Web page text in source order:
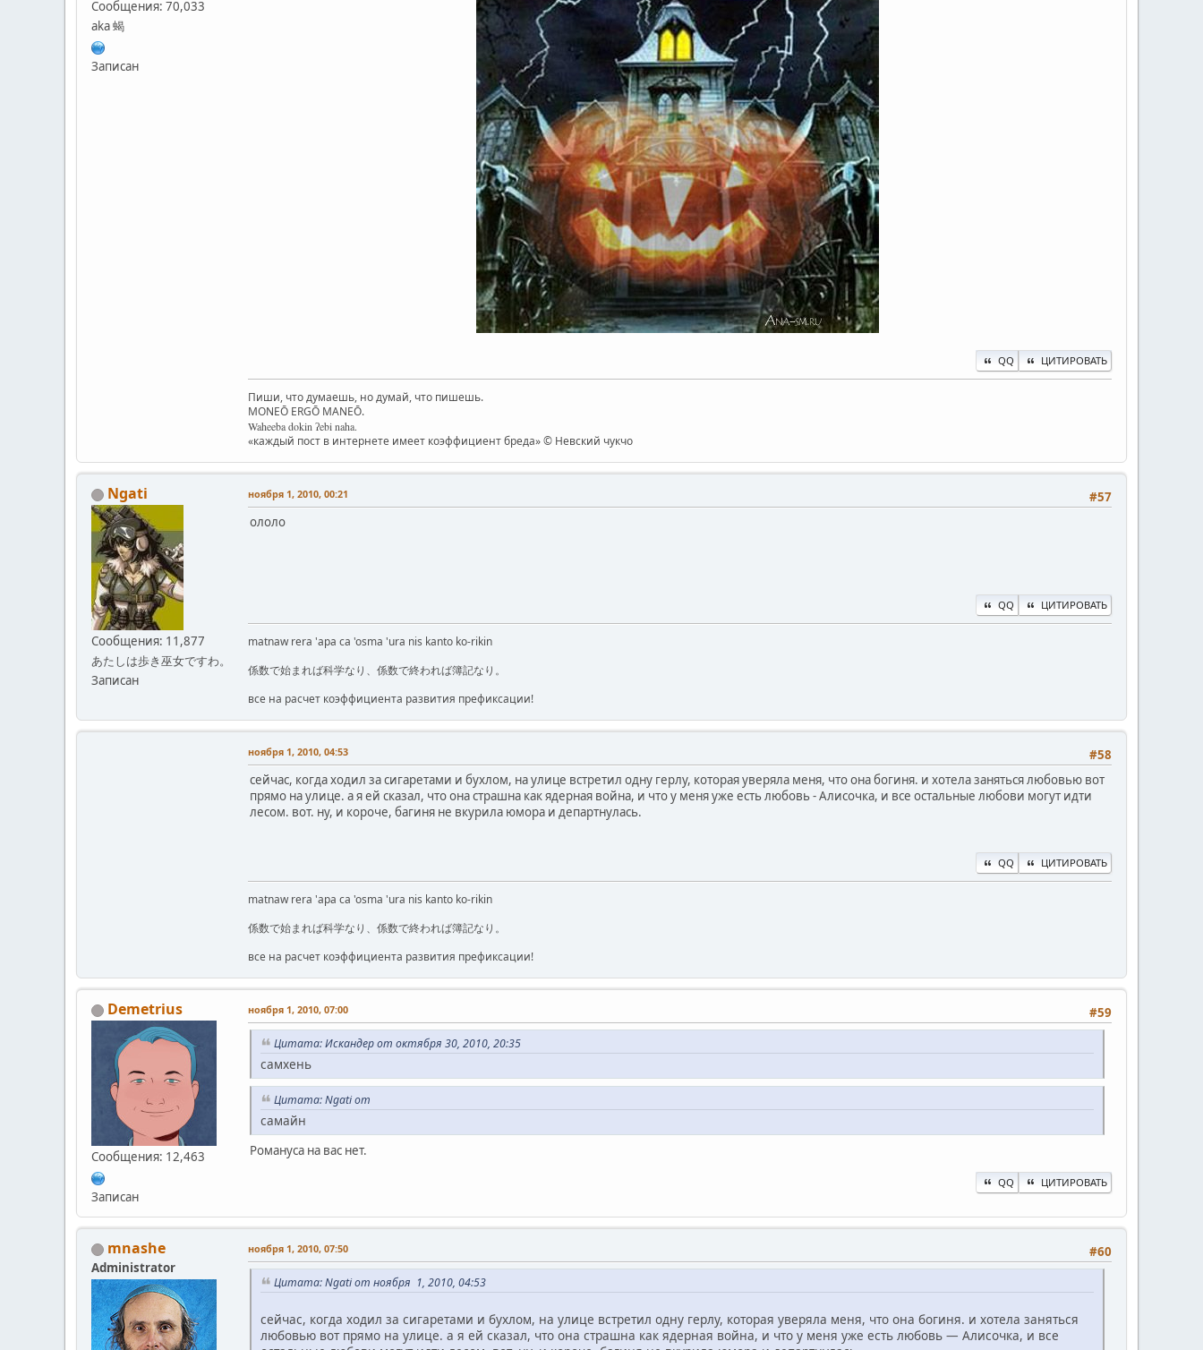
Сообщения: 70,033
aka 蝎
Записан
QQ ЦИТИРОВАТЬ
Пиши, что думаешь, но думай, что пишешь.
MONEŌ ERGŌ MANEŌ.
Waheeba dokin ʔebi naha.
«каждый пост в интернете имеет коэффициент бреда» © Невский чукчо
Ngati
Сообщения: 11,877
あたしは歩き巫女ですわ。
Записан
#57
ноября 1, 2010, 00:21
ололо
QQ ЦИТИРОВАТЬ
matnaw rera 'apa ca 'osma 'ura nis kanto ko-rikin
係数で始まれば科学なり、係数で終われば簿記なり。
все на расчет коэффициента развития префиксации!
#58
ноября 1, 2010, 04:53
сейчас, когда ходил за сигаретами и бухлом, на улице встретил одну герлу, которая уверяла меня, что она богиня. и хотела заняться любовью вот
прямо на улице. а я ей сказал, что она страшна как ядерная война, и что у меня уже есть любовь - Алисочка, и все остальные любови могут идти
лесом. вот. ну, и короче, багиня не вкурила юмора и департнулась.
QQ ЦИТИРОВАТЬ
matnaw rera 'apa ca 'osma 'ura nis kanto ko-rikin
係数で始まれば科学なり、係数で終われば簿記なり。
все на расчет коэффициента развития префиксации!
Demetrius
Сообщения: 12,463
Записан
#59
ноября 1, 2010, 07:00
Цитата: Искандер от октября 30, 2010, 20:35
самхень
Цитата: Ngati от
самайн
Романуса на вас нет.
QQ ЦИТИРОВАТЬ
mnashe
Administrator
#60
ноября 1, 2010, 07:50
Цитата: Ngati от ноября 1, 2010, 04:53
сейчас, когда ходил за сигаретами и бухлом, на улице встретил одну герлу, которая уверяла меня, что она богиня. и хотела заняться
любовью вот прямо на улице. а я ей сказал, что она страшна как ядерная война, и что у меня уже есть любовь — Алисочка, и все